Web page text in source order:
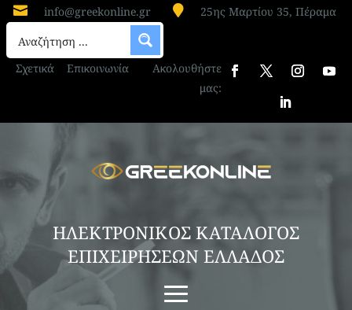
 info@greekonline.gr  25ης Μαρτίου 35, Πέραμα
Σχετικά Επικοινωνία
Ακολουθήστε
μας:
ΗΛΕΚΤΡΟΝΙΚΟΣ ΚΑΤΑΛΟΓΟΣ
ΕΠΙΧΕΙΡΗΣΕΩΝ ΕΛΛΑΔΟΣ